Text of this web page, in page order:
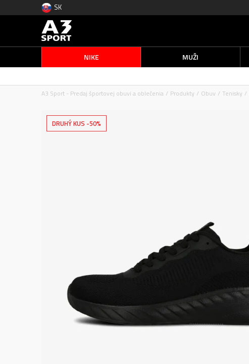
SK
NIKE MUŽI
A3 Sport - Predaj športovej obuvi a oblečenia
Produkty Obuv Tenisky
DRUHÝ KUS -50%